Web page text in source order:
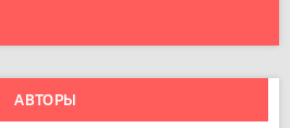
АВТОРЫ